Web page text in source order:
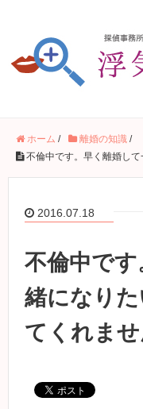
ホーム / 離婚の知識 /
不倫中です。早く離婚して
2016.07.18
不倫中で
緒になり
てくれませ